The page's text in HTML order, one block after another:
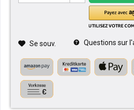
Se souv. Questions sur